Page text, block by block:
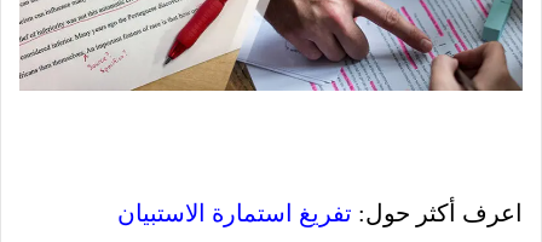
اعرف أكثر حول: تفريغ استمارة الاستبيان